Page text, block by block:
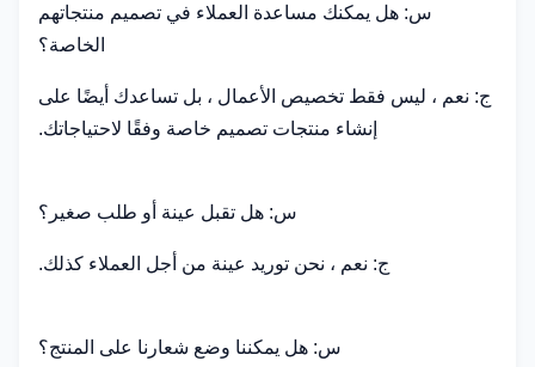
س: هل يمكنك مساعدة العملاء في تصميم منتجاتهم
الخاصة؟
ج: نعم ، ليس فقط تخصيص الأعمال ، بل تساعدك أيضًا على
إنشاء منتجات تصميم خاصة وفقًا لاحتياجاتك.
س: هل تقبل عينة أو طلب صغير؟
ج: نعم ، نحن توريد عينة من أجل العملاء كذلك.
س: هل يمكننا وضع شعارنا على المنتج؟